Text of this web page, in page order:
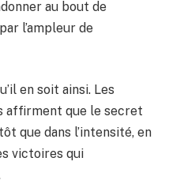
au bout de
l’ampleur de
en soit ainsi. Les
affirment que le secret
que dans l’intensité, en
victoires qui